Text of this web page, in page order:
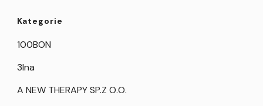
Kategorie
100BON
3Ina
A NEW THERAPY SP.Z O.O.